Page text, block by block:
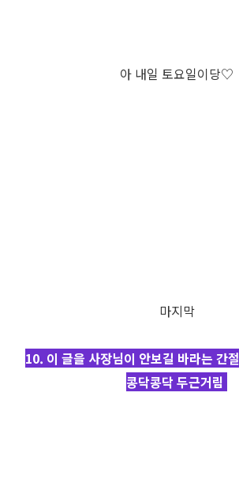
아 내일 토요일이당♡
마지막
10. 이 글을 사장님이 안보길 바라는 간
콩닥콩닥 두근거림